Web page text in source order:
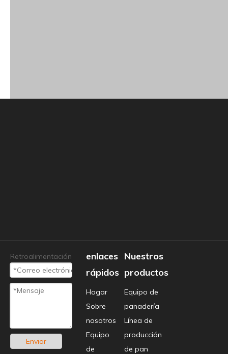
Productos relacionados
Retroalimentación
Enviar
enlaces
rápidos
Hogar
Sobre
nosotros
Equipo
de
Nuestros
productos
Equipo de
panadería
Línea de
producción
de pan